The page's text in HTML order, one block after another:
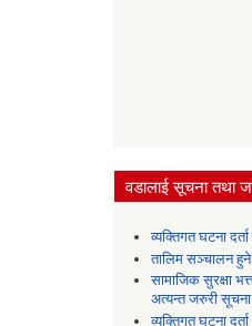
वडालाई सूचना तथा
व्यक्तिगत घटना
तालिम सञ्चालन
सामाजिक सुरक्षा
अत्यन्त जरुरी
व्यक्तिगत घटना